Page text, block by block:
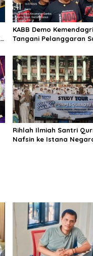
KABB Demo
Tangani Pelanggaran
Rihlah Ilmiah Santri
Nafsin ke Istana